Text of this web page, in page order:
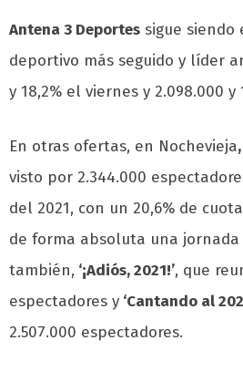
Antena 3 Deportes sigue
deportivo más seguido y líder
y 18,2% el viernes y 2.098.000 y
En otras ofertas, en Nochevieja
visto por 2.344.000
del 2021, con un 20,6% de
de forma absoluta una jornada
también, ‘¡Adiós, 2021!’, que
espectadores y ‘Cantando al
2.507.000 espectadores.